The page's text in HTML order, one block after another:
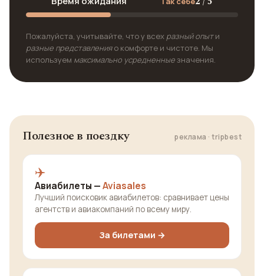
Пожалуйста, учитывайте, что у всех разный опыти
разные представленияо комфорте и чистоте. Мы
используем максимально усредненныезначения.
Полезное в поездку реклама · tripbest
✈️
Авиабилеты —Aviasales
Лучший поисковик авиабилетов: сравнивает цены
агентств и авиакомпаний по всему миру.
За билетами →